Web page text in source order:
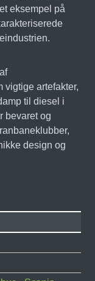
eksempel på
vigtige artefakter,
til diesel i
bevaret og
design og